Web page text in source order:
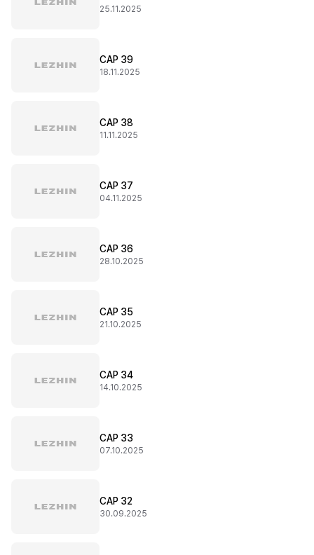
25.11.2025
CAP 39
18.11.2025
CAP 38
11.11.2025
CAP 37
04.11.2025
CAP 36
28.10.2025
CAP 35
21.10.2025
CAP 34
14.10.2025
CAP 33
07.10.2025
CAP 32
30.09.2025